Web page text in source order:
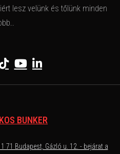
lesz velünk és tőlünk minden
BUNKER
71 Budapest, Gázló u. 12. - bejárat a